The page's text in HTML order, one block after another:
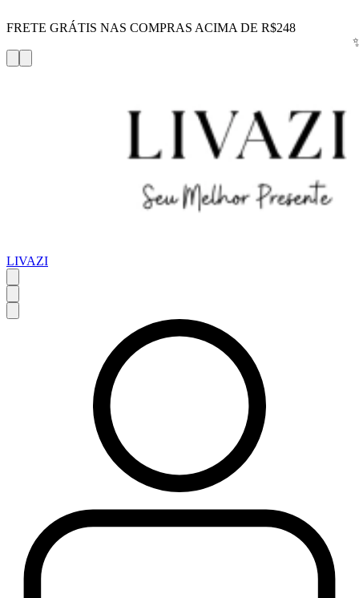
FRETE GRÁTIS NAS COMPRAS ACIMA DE R$248
LIVAZI